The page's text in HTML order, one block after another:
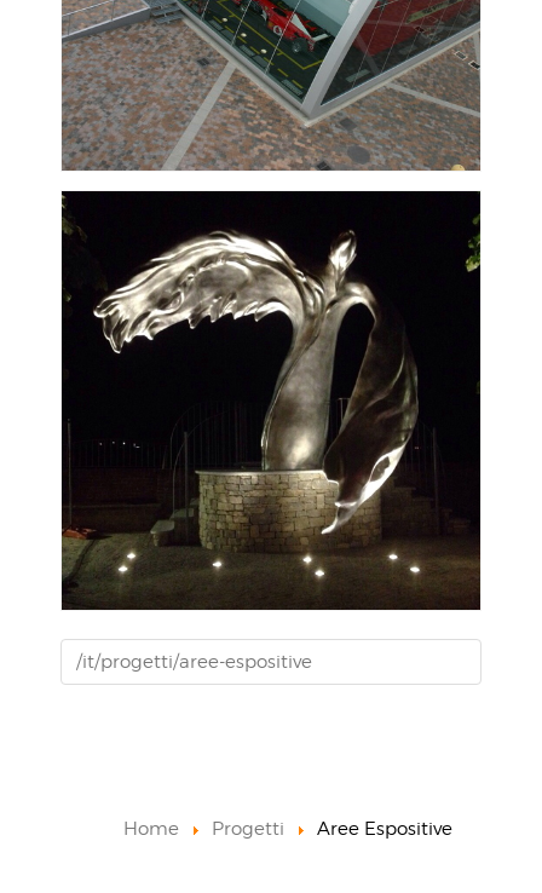
VISUALIZZA
/it/progetti/aree-espositive
Home Progetti Aree Espositive